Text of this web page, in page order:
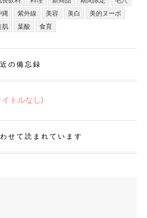
縄
紫外線 美容 美白
美的ヌーボ
肌
葉酸 食育
の備忘録
イトルなし)
せて読まれています